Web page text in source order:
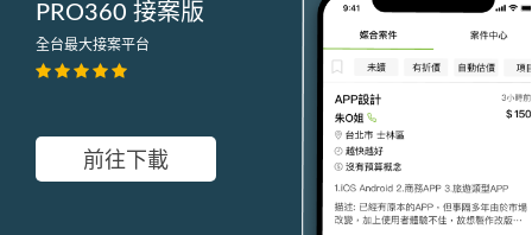
PRO360 接案版
全台最大接案平台
前往下載